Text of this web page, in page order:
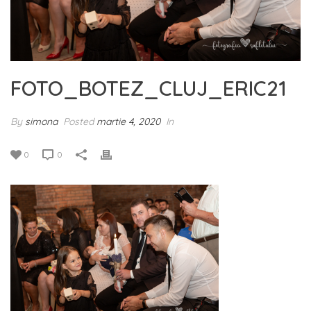
FOTO_BOTEZ_CLUJ_ERIC21
By simona Postedmartie 4, 2020 In
0 0